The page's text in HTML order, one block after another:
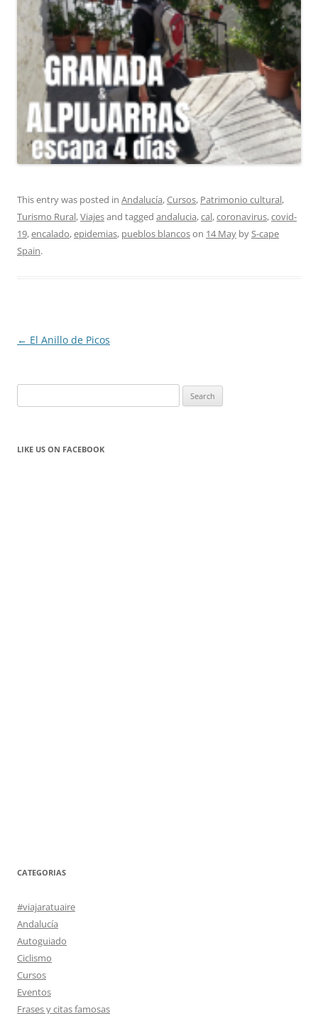
This entry was posted in Andalucía,Cursos, Patrimonio cultural,
Turismo Rural,Viajesand tagged andalucia,cal,coronavirus,covid-
19,encalado,epidemias, pueblos blancoson 14 May byS-cape
Spain.
Post
← El Anillo de Picos
for:
LIKE US ON FACEBOOK
CATEGORIAS
#viajaratuaire
Andalucía
Autoguiado
Ciclismo
Cursos
Eventos
Frases y citas famosas